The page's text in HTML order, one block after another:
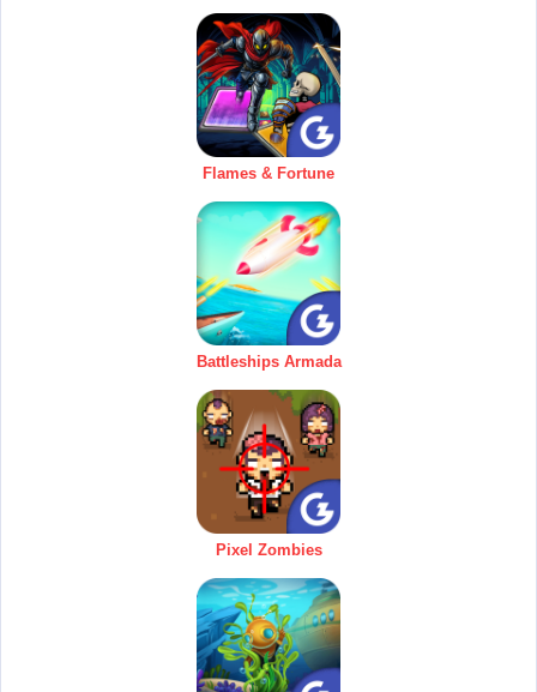
Flames & Fortune
Battleships Armada
Pixel Zombies